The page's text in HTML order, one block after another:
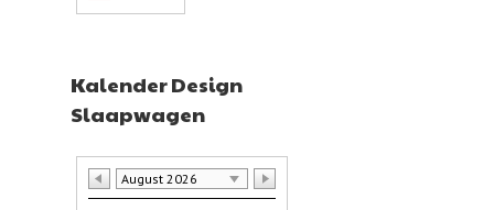
Kalender Design
Slaapwagen
August 2026